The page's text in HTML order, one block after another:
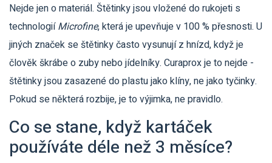
Nejde jen o materiál. Štětinky jsou vložené do rukojeti s
technologiíMicrofine, která je upevňuje v 100 % přesnosti. U
jiných značek se štětinky často vysunují z hnízd, když je
člověk škrábe o zuby nebo jídelníky. Curaprox je to nejde -
štětinky jsou zasazené do plastu jako klíny, ne jako tyčinky.
Pokud se některá rozbije, je to výjimka, ne pravidlo.
Co se stane, když kartáček
používáte déle než 3 měsíce?